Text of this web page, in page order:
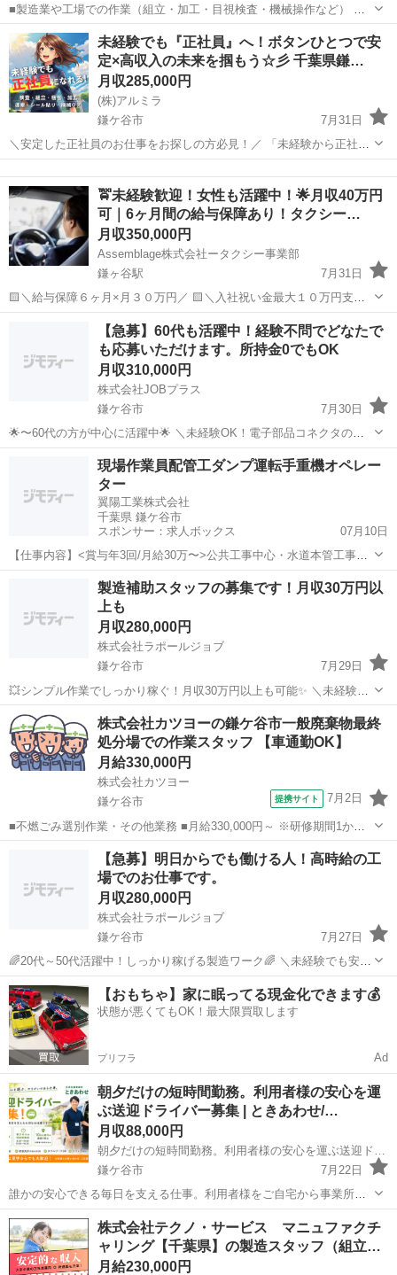
■製造業や工場での作業（組立・加工・目視検査・機械操作など） 具
体的には・・・ 製品に不備がないか目視チェック 部品を機械にセット
してボタン操作などなど 複雑な作業や力仕事はほとんどなく覚えやす
いものばかり！ 未経験の方...
千葉 鎌ケ谷市 倉庫管理
未経験でも『正社員』へ！ボタンひとつで安
定×高収入の未来を掴もう☆彡 千葉県鎌…
月収285,000円
(株)アルミラ
鎌ケ谷市
7月31日
＼安定した正社員のお仕事をお探しの方必見！／ 「未経験から正社員
になれる？」 「すぐに働ける仕事が知りたい！」 「長期安定の職場で
働きたい！」 ⇒ そんなアナタにピッタリの正社員求人をご紹介！ ...
🚖未経験歓迎！女性も活躍中！🌟月収40万円
可｜6ヶ月間の給与保障あり！タクシー…
月収350,000円
Assemblage株式会社ータクシー事業部
鎌ヶ谷駅
7月31日
🟨＼給与保障６ヶ月×月３０万円／ 🟨＼入社祝い金最大１０万円支給
／ 🟨＼年収５００万円以上も可能！／ 🌟地元に愛されるタクシー会社
で、 安心・安定のキャリアをスタート！ 私たちは千葉県鎌ヶ谷市で長
鎌ケ谷市 鎌ヶ谷駅 ドライバー 未経験
【急募】60代も活躍中！経験不問でどなたで
も応募いただけます。所持金0でもOK
月収310,000円
株式会社JOBプラス
鎌ケ谷市
7月30日
🌟〜60代の方が中心に活躍中🌟 ＼未経験OK！電子部品コネクタの製
造補助ワーク！／ 空調完備＆チーム作業で、はじめての方も安心スタ
材料の...
鎌ケ谷市 機械 電子部品
現場作業員配管工ダンプ運転手重機オペレー
ター
翼陽工業株式会社
千葉県 鎌ケ谷市
スポンサー：求人ボックス
07月10日
【仕事内容】<賞与年3回/月給30万〜>公共工事中心・水道本管工事の
現場作業員(正社員) 千葉 船橋 土木 作業員 建設 水道工事 上下水道工
事 給排水衛生設備工事 舗装工事 土木工事 ダンプ運転手 現場作業員
配管工 重機オペレ...
製造補助スタッフの募集です！月収30万円以
上も
月収280,000円
株式会社ラポールジョブ
鎌ケ谷市
7月29日
💥シンプル作業でしっかり稼ぐ！月収30万円以上も可能✨ ＼未経験か
ら始める車両部品の製造サポート／ 20代～40代の男女スタッフが全国
で活躍中！ 🛠お仕事内容はコチラ！ 🔹 部品や材料の運搬・投入 🔹 ...
千葉 鎌ケ谷市 機械
株式会社カツヨーの鎌ケ谷市一般廃棄物最終
処分場での作業スタッフ 【車通勤OK】
月給330,000円
株式会社カツヨー
鎌ケ谷市
提携サイト 7月2日
■不燃ごみ選別作業・その他業務 ■月給330,000円～ ※研修期間1か
月 月給260,000円 ■月～金：8:30～16:30 土：9:00～15:00 休憩１時
鎌ケ谷市 その他
【急募】明日からでも働ける人！高時給の工
場でのお仕事です。
月収280,000円
株式会社ラポールジョブ
鎌ケ谷市
7月27日
🌈20代～50代活躍中！しっかり稼げる製造ワーク🌈 ＼未経験でも安心
スタート！高時給で安定収入を実現✨／ 【お仕事内容】 車両部品の製
造補助スタッフを募集します！ 難しい作業は一切ナシ！稼げるお仕事
です💪...
千葉 鎌ケ谷市 機械 未経験
【おもちゃ】家に眠ってる現金化できます💰
状態が悪くてもOK！最大限買取します
プリフラ Ad
朝夕だけの短時間勤務。利用者様の安心を運
ぶ送迎ドライバー募集 | ときあわせ/…
月収88,000円
鎌ケ谷市
7月22日
誰かの安心できる毎日を支える仕事。利用者様をご自宅から事業所ま
で安全に送り迎えする送迎ドライバー募集。 短時間勤務なので、空い
た時間を有効活用したい方にもおすすめです。 もちろん、朝のみ・夕
のみだけでもOKですのでご相談...
千葉 鎌ケ谷市 その他
株式会社テクノ・サービス マニュファクチ
ャリング【千葉県】の製造スタッフ（組立…
月給230,000円